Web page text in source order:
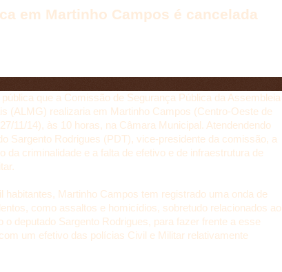
em Martinho Campos é cancelada
que a Comissão de Segurança Pública da Assembleia
(ALMG) realizaria em Martinho Campos (Centro-Oeste de
11/14), às 10 horas, na Câmara Municipal. Atendendendo
Sargento Rodrigues (PDT), vice-presidente da comissão, a
da criminalidade e a falta de efetivo e de infraestrutura de
habitantes, Martinho Campos tem registrado uma onda de
como assaltos e homicídios, sobretudo relacionados ao
o deputado Sargento Rodrigues, para fazer frente a esse
um efetivo das polícias Civil e Militar relativamente